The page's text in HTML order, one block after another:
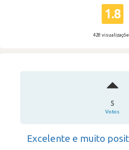
1.8
428
5
Votos
Excelente e muito